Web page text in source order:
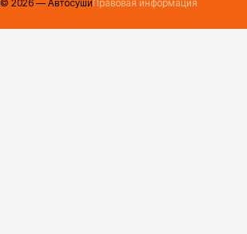
© 2026 — АвтосушиПравовая информация